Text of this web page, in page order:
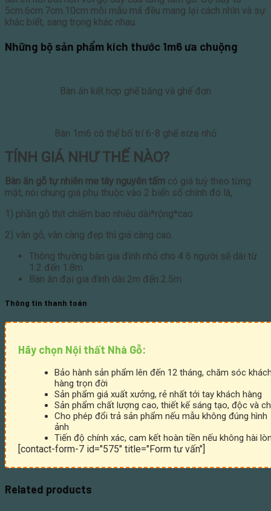
5cm.6cm.7cm.10cm mỗi mẫu mã đều mang lại cách nhìn và sự
khác biết, sang trọng khác nhau.
Những bộ sản phẩm kích thước 1m6 ưa chuộng
Bàn ăn kết hợp ghế băng và ghế đơn
Bàn 1m6 có thể bố trí 6-8 ghế size nhỏ
TÍNH GIÁ NHƯ THẾ NÀO?
Bàn ăn gỗ tự nhiên me tây nguyên tấm có giá tuỳ theo từng
mặt, nói chung giá phụ thuộc vào 2 biến số chính đó là,
1) phần gỗ thịt chiếm bao nhiêu dài*rộng*cao
2) vân gỗ, vân càng đẹp thì giá càng cao.
Thông thường bàn gia đình nhỏ cho 4 6 người sẽ dài từ
1.2 đến 1.8m
Bàn ăn đại gia đình dài 2m đến 2.5m
Thông tin thanh toán
Hãy chọn Nội thất Nhà Gỗ:
Bảo hành sản phẩm lên đến 12 tháng, chăm sóc
hàng trọn đời
Sản phẩm giá xuất xưởng, rẻ nhất tới tay khách hàng
Sản phẩm chất lượng cao, thiết kế sáng tạo, độc và
Cho phép đổi trả sản phẩm nếu mẫu không đúng hình
ảnh
Tiến độ chính xác, cam kết hoàn tiền nếu không hài
[contact-form-7 id="575" title="Form tư vấn"]
Related products